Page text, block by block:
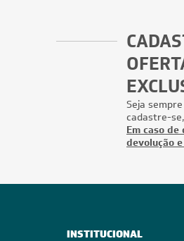
Seja
cadastre-
Em caso
devolução
INSTITUCIONAL